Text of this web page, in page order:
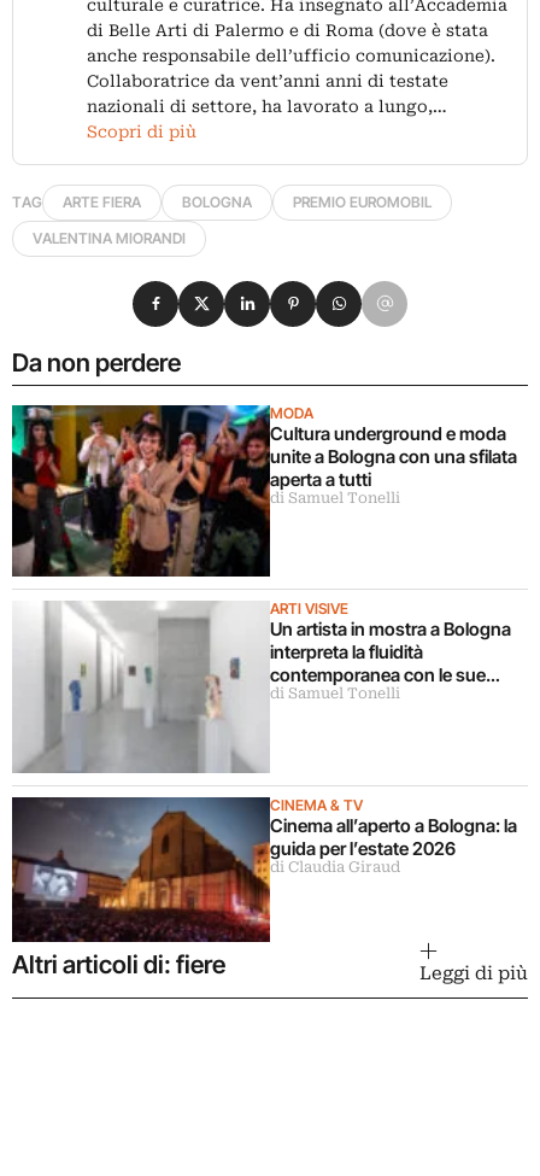
culturale e curatrice. Ha insegnato all’Accademia
di Belle Arti di Palermo e di Roma (dove è stata
anche responsabile dell’ufficio comunicazione).
Collaboratrice da vent’anni anni di testate
nazionali di settore, ha lavorato a lungo,…
Scopri di più
TAG ARTE FIERA BOLOGNA
PREMIO EUROMOBIL
VALENTINA MIORANDI
Da non perdere
MODA
Cultura underground e moda
unite a Bologna con una sfilata
aperta a tutti
di Samuel Tonelli
ARTI VISIVE
Un artista in mostra a Bologna
interpreta la fluidità
contemporanea con le sue
sculture
di Samuel Tonelli
CINEMA & TV
Cinema all’aperto a Bologna: la
guida per l’estate 2026
di Claudia Giraud
Condividi su Facebook
Condividi su X
Condividi su LinkedIn
Condividi su Pinterest
Condividi su WhatsApp
Condividi su Email
Altri articoli di: fiere Leggi di più